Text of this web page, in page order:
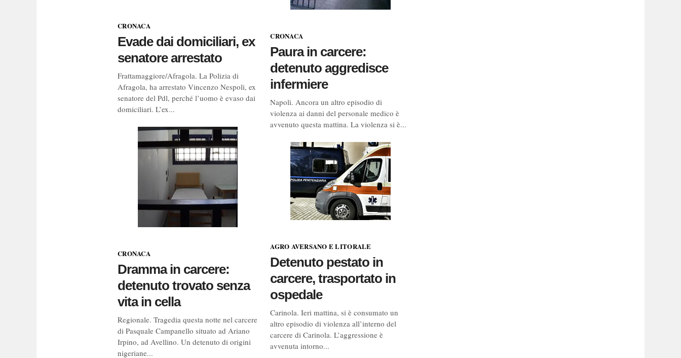
CRONACA
Evade dai domiciliari, ex
senatore arrestato
Frattamaggiore/Afragola. La Polizia di
Afragola, ha arrestato Vincenzo Nespoli, ex
senatore del Pdl, perché l’uomo è evaso dai
domiciliari. L’ex...
CRONACA
Dramma in carcere:
detenuto trovato senza
vita in cella
Regionale. Tragedia questa notte nel carcere
di Pasquale Campanello situato ad Ariano
Irpino, ad Avellino. Un detenuto di origini
nigeriane...
CRONACA
Paura in carcere:
detenuto aggredisce
infermiere
Napoli. Ancora un altro episodio di
violenza ai danni del personale medico è
avvenuto questa mattina. La violenza si è...
AGRO AVERSANO E LITORALE
Detenuto pestato in
carcere, trasportato in
ospedale
Carinola. Ieri mattina, si è consumato un
altro episodio di violenza all’interno del
carcere di Carinola. L’aggressione è
avvenuta intorno...